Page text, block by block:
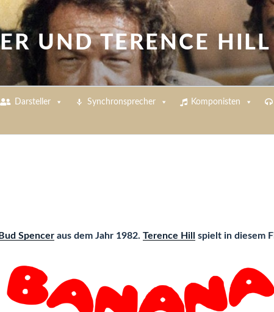
UND TERENCE
Darsteller Synchronsprecher Komponisten
Spenceraus dem Jahr 1982. Terence Hill spielt in diesem